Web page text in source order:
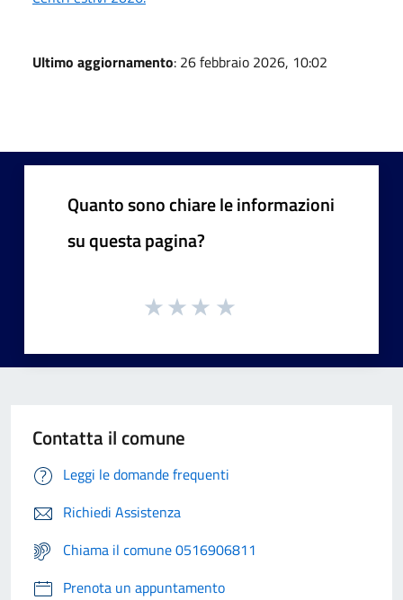
Ultimo aggiornamento: 26 febbraio 2026, 10:02
Quanto sono chiare le informazioni
su questa pagina?
Contatta il comune
Leggi le domande frequenti
Richiedi Assistenza
Chiama il comune 0516906811
Prenota un appuntamento